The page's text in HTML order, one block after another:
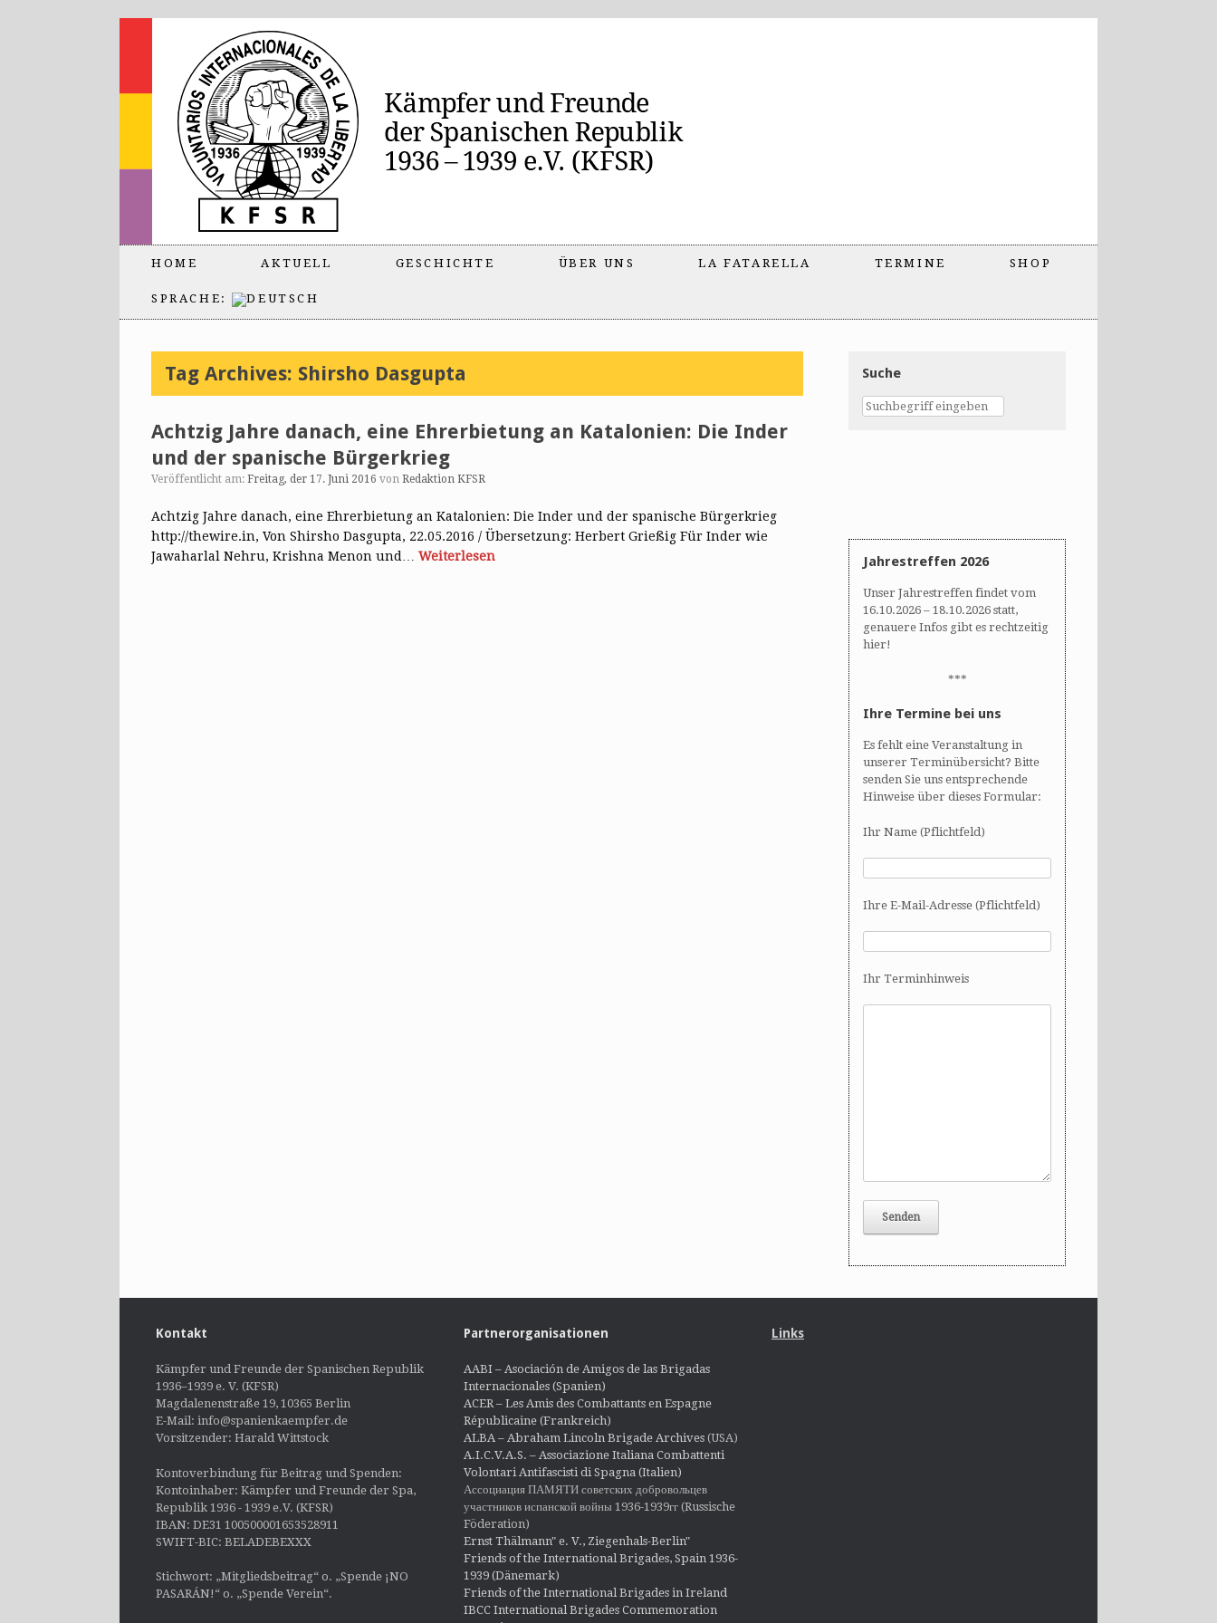
HOME AKTUELL GESCHICHTE ÜBER UNS LA FATARELLA TERMINE SHOP
SPRACHE:
Tag Archives: Shirsho Dasgupta
Achtzig Jahre danach, eine Ehrerbietung an Katalonien: Die Inder
und der spanische Bürgerkrieg
Veröffentlicht am: Freitag, der 17. Juni 2016 von Redaktion KFSR
Achtzig Jahre danach, eine Ehrerbietung an Katalonien: Die Inder und der spanische Bürgerkrieg
http://thewire.in, Von Shirsho Dasgupta, 22.05.2016 / Übersetzung: Herbert Grießig Für Inder wie
Jawaharlal Nehru, Krishna Menon und… Weiterlesen
Suche
Jahrestreffen 2026
Unser Jahrestreffen findet vom
16.10.2026 – 18.10.2026 statt,
genauere Infos gibt es rechtzeitig
hier!
***
Ihre Termine bei uns
Es fehlt eine Veranstaltung in
unserer Terminübersicht? Bitte
senden Sie uns entsprechende
Hinweise über dieses Formular:
Ihr Name (Pflichtfeld)
Ihre E-Mail-Adresse (Pflichtfeld)
Ihr Terminhinweis
Kontakt
Kämpfer und Freunde der Spanischen Republik
1936–1939 e. V. (KFSR)
Magdalenenstraße 19, 10365 Berlin
E-Mail: info@spanienkaempfer.de
Vorsitzender: Harald Wittstock
Kontoverbindung für Beitrag und Spenden:
Kontoinhaber: Kämpfer und Freunde der Spa,
Republik 1936 - 1939 e.V. (KFSR)
IBAN: DE31 100500001653528911
SWIFT-BIC: BELADEBEXXX
Stichwort: „Mitgliedsbeitrag“ o. „Spende ¡NO
PASARÁN!“ o. „Spende Verein“.
Partnerorganisationen
AABI – Asociación de Amigos de las Brigadas
Internacionales (Spanien)
ACER – Les Amis des Combattants en Espagne
Républicaine (Frankreich)
ALBA – Abraham Lincoln Brigade Archives(USA)
A.I.C.V.A.S. – Associazione Italiana Combattenti
Volontari Antifascisti di Spagna (Italien)
Ассоциация ПАМЯТИ советских добровольцев
участников испанской войны 1936-1939гг (Russische
Föderation)
Ernst Thälmann" e. V., Ziegenhals-Berlin"
Friends of the International Brigades, Spain 1936-
1939 (Dänemark)
Friends of the International Brigades in Ireland
IBCC International Brigades Commemoration
Links